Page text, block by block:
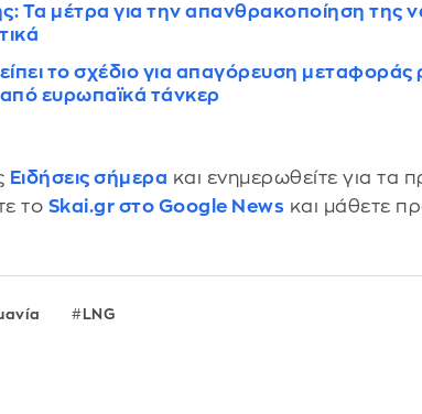
Τα μέτρα για την απανθρακοποίηση της
το σχέδιο για απαγόρευση μεταφοράς
ευρωπαϊκά τάνκερ
Ειδήσεις σήμερα και ενημερωθείτε για τα
το Skai.gr στο Google News και μάθετε
LNG